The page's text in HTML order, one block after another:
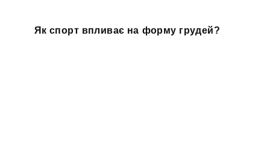
Як спорт впливає на форму грудей?